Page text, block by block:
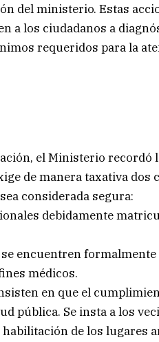
del ministerio. Estas
a los ciudadanos a
requeridos para la
el Ministerio recordó
de manera taxativa
considerada segura:
debidamente
encuentren
médicos.
en que el
pública. Se insta a los
de los lugares